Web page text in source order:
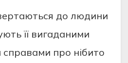
до людини
її вигаданими
про нібито